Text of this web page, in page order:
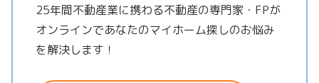
25年間不動産業に携わる不動産の専門家・FPが
オンラインであなたのマイホーム探しのお悩み
を解決します！